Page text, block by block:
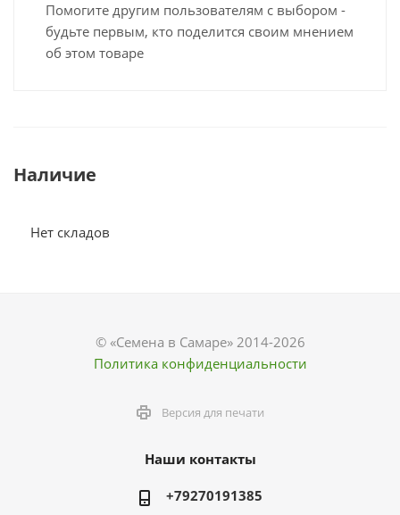
Помогите другим пользователям с выбором -
будьте первым, кто поделится своим мнением
об этом товаре
Наличие
Нет складов
© «Семена в Самаре» 2014-2026
Политика конфиденциальности
Версия для печати
Наши контакты
+79270191385